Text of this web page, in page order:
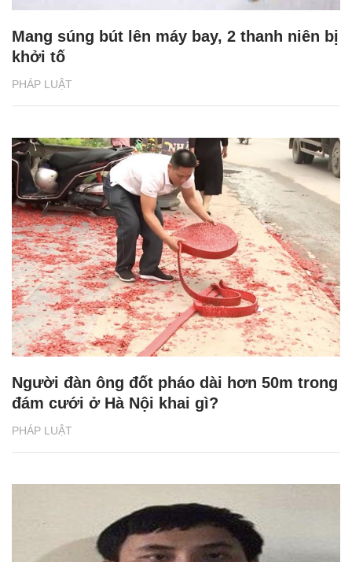
PHÁP LUẬT
Mang súng bút lên máy bay, 2 thanh niên bị
khởi tố
PHÁP LUẬT
Người đàn ông đốt pháo dài hơn 50m trong
đám cưới ở Hà Nội khai gì?